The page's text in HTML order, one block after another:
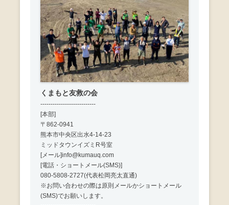
くまもと友救の会
---------------------------
[本部]
〒862-0941
熊本市中央区出水4-14-23
ミッドタウンイズミR号室
[メール]info@kumauq.com
[電話・ショートメール(SMS)]
080-5808-2727(代表松岡亮太直通)
※お問い合わせの際は原則メールかショートメール
(SMS)でお願いします。